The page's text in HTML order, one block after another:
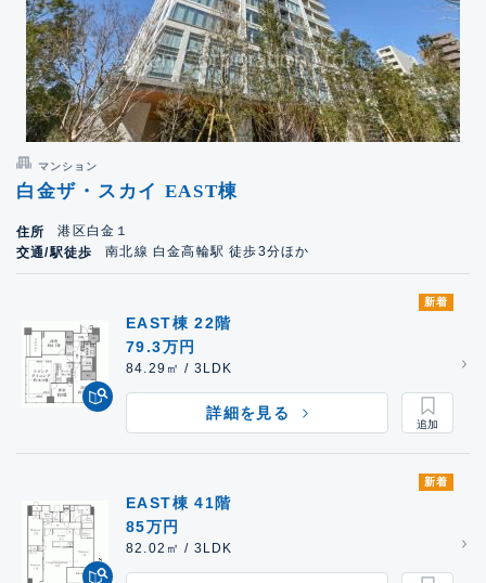
マンション
白金ザ・スカイ EAST棟
住所
港区白金１
交通/駅徒歩
南北線 白金高輪駅 徒歩3分ほか
新着
EAST棟 22階
79.3万円
84.29㎡ / 3LDK
詳細を見る
新着
EAST棟 41階
85万円
82.02㎡ / 3LDK